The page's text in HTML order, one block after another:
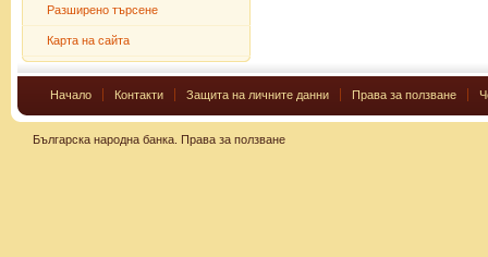
Разширено търсене
Карта на сайта
Начало Контакти Защита на личните данни Права за ползване
Българска народна банка. Права за ползване